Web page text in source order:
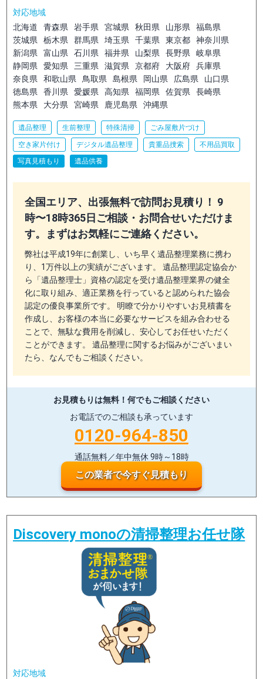
対応地域
北海道
青森県 岩手県 宮城県 秋田県 山形県
福島県
茨城県
栃木県 群馬県 埼玉県 千葉県 東京都
神奈川県
新潟県
富山県 石川県 福井県 山梨県 長野県
岐阜県
静岡県
愛知県 三重県 滋賀県 京都府 大阪府
兵庫県
奈良県
和歌山県 鳥取県 島根県 岡山県 広島県
山口県
徳島県
香川県 愛媛県 高知県 福岡県 佐賀県
長崎県
熊本県
大分県 宮崎県 鹿児島県 沖縄県
遺品整理 生前整理 特殊清掃 ごみ屋敷片づけ
空き家片付け デジタル遺品整理 貴重品捜索
不用品買取
写真見積もり
遺品供養
全国エリア、出張無料で訪問お見積り！ 9
時〜18時365日ご相談・お問合せいただけま
す。まずはお気軽にご連絡ください。
弊社は平成19年に創業し、いち早く遺品整理業務に携わ
り、1万件以上の実績がございます。 遺品整理認定協会か
ら「遺品整理士」資格の認定を受け遺品整理業界の健全
化に取り組み、適正業務を行っていると認められた協会
認定の優良事業所です。 明瞭で分かりやすいお見積書を
作成し、お客様の本当に必要なサービスを組み合わせる
ことで、無駄な費用を削減し、安心してお任せいただく
ことができます。 遺品整理に関するお悩みがございまい
たら、なんでもご相談ください。
お見積もりは無料！ 何でもご相談ください
お電話でのご相談も承っています
0120-964-850
通話無料／年中無休 9時～18時
この業者で今すぐ見積もり
Discovery monoの清掃整理お任せ隊
対応地域